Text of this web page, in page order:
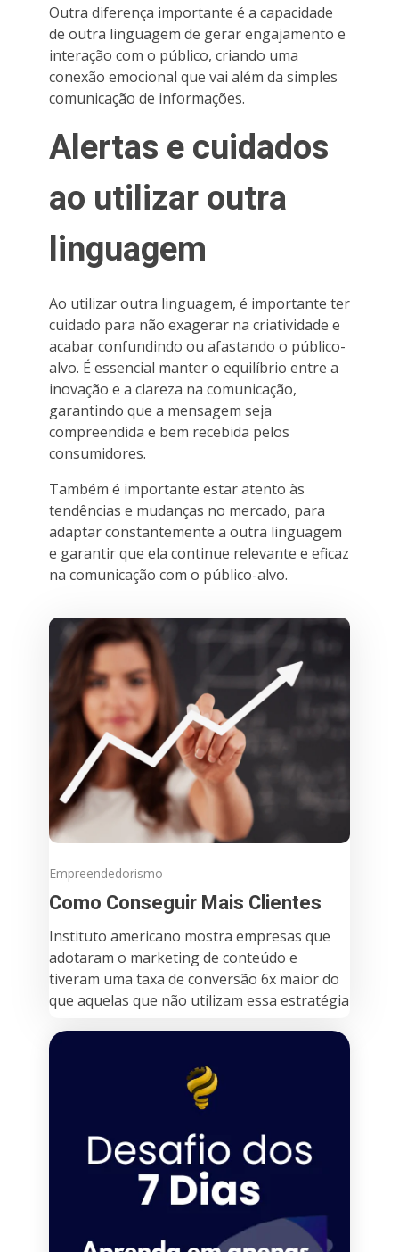
Outra diferença importante é a capacidade
de outra linguagem de gerar engajamento e
interação com o público, criando uma
conexão emocional que vai além da simples
comunicação de informações.
Alertas e cuidados
ao utilizar outra
linguagem
Ao utilizar outra linguagem, é importante ter
cuidado para não exagerar na criatividade e
acabar confundindo ou afastando o público-
alvo. É essencial manter o equilíbrio entre a
inovação e a clareza na comunicação,
garantindo que a mensagem seja
compreendida e bem recebida pelos
consumidores.
Também é importante estar atento às
tendências e mudanças no mercado, para
adaptar constantemente a outra linguagem
e garantir que ela continue relevante e eficaz
na comunicação com o público-alvo.
Empreendedorismo
Como Conseguir Mais Clientes
Instituto americano mostra empresas que
adotaram o marketing de conteúdo e
tiveram uma taxa de conversão 6x maior do
que aquelas que não utilizam essa estratégia